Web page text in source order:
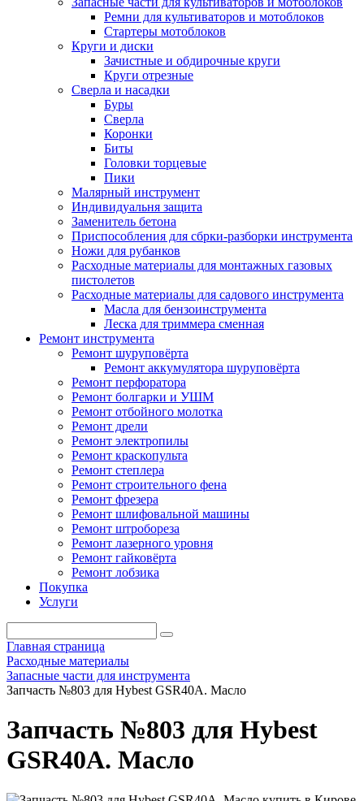
Ремни для культиваторов и мотоблоков
Стартеры мотоблоков
Круги и диски
Зачистные и обдирочные круги
Круги отрезные
Сверла и насадки
Буры
Сверла
Коронки
Биты
Головки торцевые
Пики
Малярный инструмент
Индивидуальня защита
Заменитель бетона
Приспособления для сбрки-разборки инструмента
Ножи для рубанков
Расходные материалы для монтажных газовых
пистолетов
Расходные материалы для садового инструмента
Масла для бензоинструмента
Леска для триммера сменная
Ремонт инструмента
Ремонт шуруповёрта
Ремонт аккумулятора шуруповёрта
Ремонт перфоратора
Ремонт болгарки и УШМ
Ремонт отбойного молотка
Ремонт дрели
Ремонт электропилы
Ремонт краскопульта
Ремонт степлера
Ремонт строительного фена
Ремонт фрезера
Ремонт шлифовальной машины
Ремонт штробореза
Ремонт лазерного уровня
Ремонт гайковёрта
Ремонт лобзика
Покупка
Услуги
Главная страница
Расходные материалы
Запасные части для инструмента
Запчасть №803 для Hybest GSR40A. Масло
Запчасть №803 для Hybest
GSR40A. Масло